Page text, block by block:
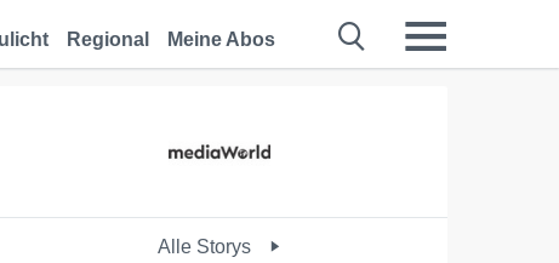
Regional Meine Abos
Alle Storys